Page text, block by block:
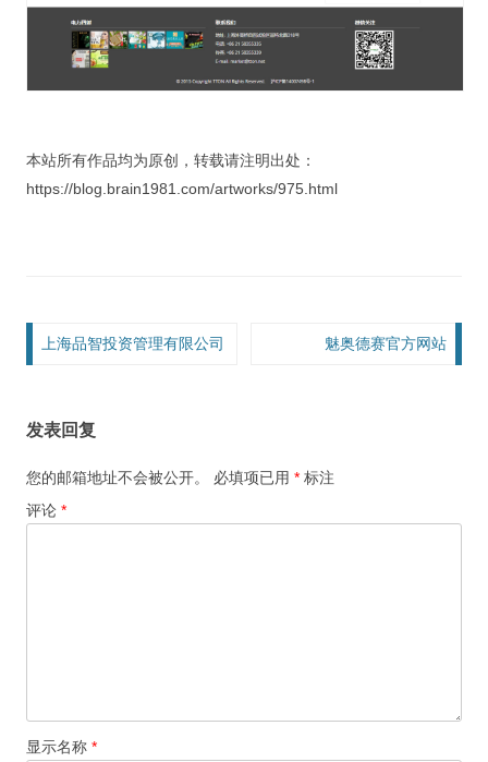
本站所有作品均为原创，转载请注明出处：
https://blog.brain1981.com/artworks/975.html
文章导航
上海品智投资管理有限公司 魅奥德赛官方网站
发表回复
您的邮箱地址不会被公开。 必填项已用 * 标注
评论 *
显示名称 *